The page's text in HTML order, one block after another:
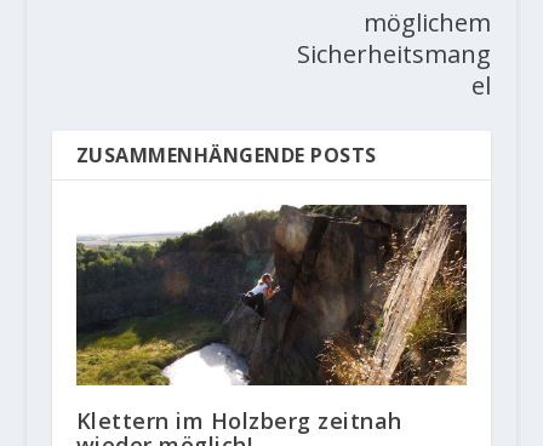
möglichem
Sicherheitsmang
el
ZUSAMMENHÄNGENDE POSTS
Klettern im Holzberg zeitnah